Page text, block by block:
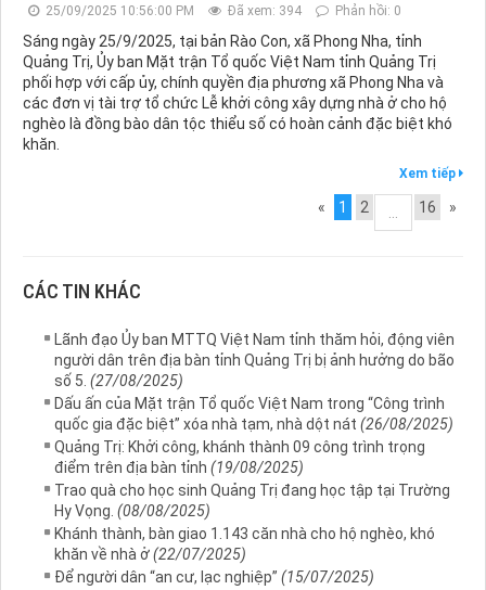
25/09/2025 10:56:00 PM Đã xem: 394 Phản hồi: 0
Sáng ngày 25/9/2025, tại bản Rào Con, xã Phong Nha, tỉnh
Quảng Trị, Ủy ban Mặt trận Tổ quốc Việt Nam tỉnh Quảng Trị
phối hợp với cấp ủy, chính quyền địa phương xã Phong Nha và
các đơn vị tài trợ tổ chức Lễ khởi công xây dựng nhà ở cho hộ
nghèo là đồng bào dân tộc thiểu số có hoàn cảnh đặc biệt khó
khăn.
Xem tiếp
« 1 2 16 »
CÁC TIN KHÁC
Lãnh đạo Ủy ban MTTQ Việt Nam tỉnh thăm hỏi, động viên
người dân trên địa bàn tỉnh Quảng Trị bị ảnh hưởng do bão
số 5. (27/08/2025)
Dấu ấn của Mặt trận Tổ quốc Việt Nam trong “Công trình
quốc gia đặc biệt” xóa nhà tạm, nhà dột nát (26/08/2025)
Quảng Trị: Khởi công, khánh thành 09 công trình trọng
điểm trên địa bàn tỉnh (19/08/2025)
Trao quà cho học sinh Quảng Trị đang học tập tại Trường
Hy Vọng. (08/08/2025)
Khánh thành, bàn giao 1.143 căn nhà cho hộ nghèo, khó
khăn về nhà ở(22/07/2025)
Để người dân “an cư, lạc nghiệp” (15/07/2025)